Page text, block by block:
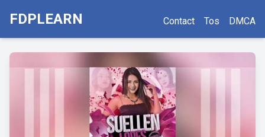
FDPLEARN Contact Tos DMCA